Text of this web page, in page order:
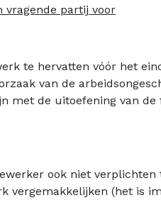
vragende partij voor
te hervatten vóór het
van de
met de uitoefening van de
ook niet verplichten
vergemakkelijken (het is